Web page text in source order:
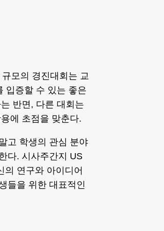
모의 경진대회는 교
입증할 수 있는 좋은
반면, 다른 대회는
에 초점을 맞춘다.
고 학생의 관심 분야
다. 시사주간지 US
의 연구와 아이디어
들을 위한 대표적인